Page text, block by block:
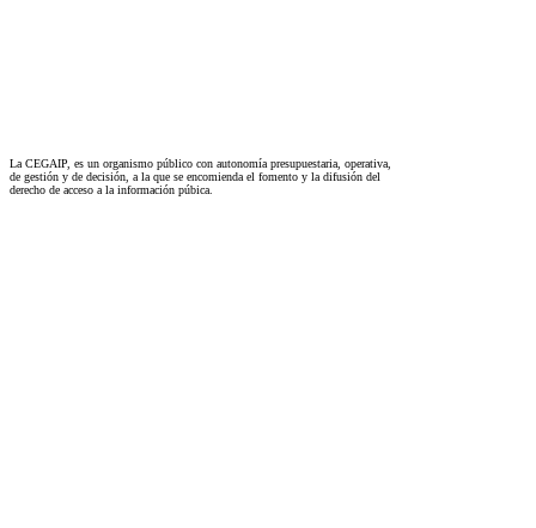
La CEGAIP, es un organismo público con autonomía presupuestaria, operativa,
de gestión y de decisión, a la que se encomienda el fomento y la difusión del
derecho de acceso a la información púbica.